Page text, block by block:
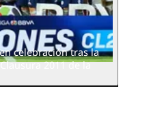
celebración tras la
2011 de la